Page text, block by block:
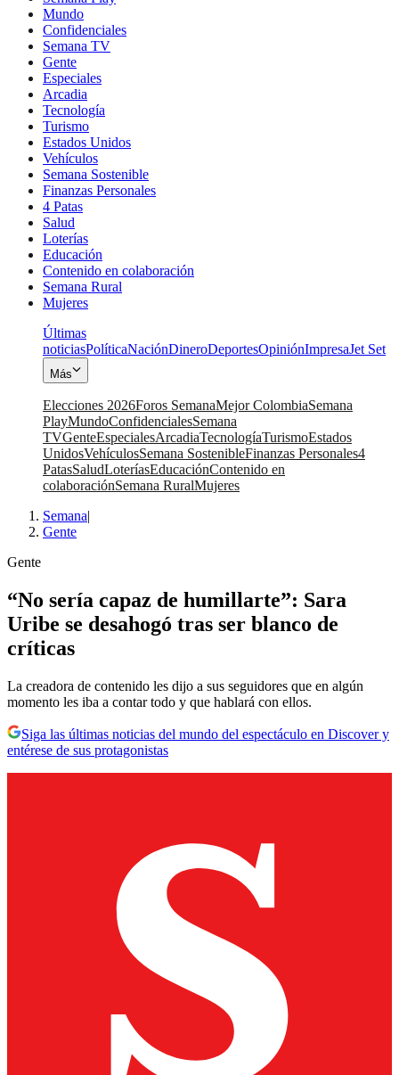
Mundo
Confidenciales
Semana TV
Gente
Especiales
Arcadia
Tecnología
Turismo
Estados Unidos
Vehículos
Semana Sostenible
Finanzas Personales
4 Patas
Salud
Loterías
Educación
Contenido en colaboración
Semana Rural
Mujeres
Últimas
noticiasPolíticaNaciónDineroDeportesOpiniónImpresaJet Set
Más
Elecciones 2026Foros SemanaMejor ColombiaSemana
PlayMundoConfidencialesSemana
TVGenteEspecialesArcadiaTecnologíaTurismoEstados
UnidosVehículosSemana SostenibleFinanzas Personales4
PatasSaludLoteríasEducaciónContenido en
colaboraciónSemana RuralMujeres
Semana|
Gente
Gente
“No sería capaz de humillarte”: Sara
Uribe se desahogó tras ser blanco de
críticas
La creadora de contenido les dijo a sus seguidores que en algún
momento les iba a contar todo y que hablará con ellos.
Siga las últimas noticias del mundo del espectáculo en Discover y
entérese de sus protagonistas